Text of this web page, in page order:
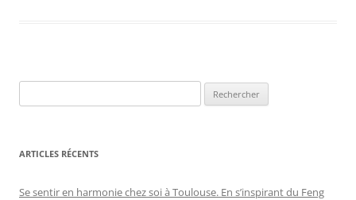
ARTICLES RÉCENTS
Se sentir en harmonie chez soi à Toulouse. En s’inspirant du Feng